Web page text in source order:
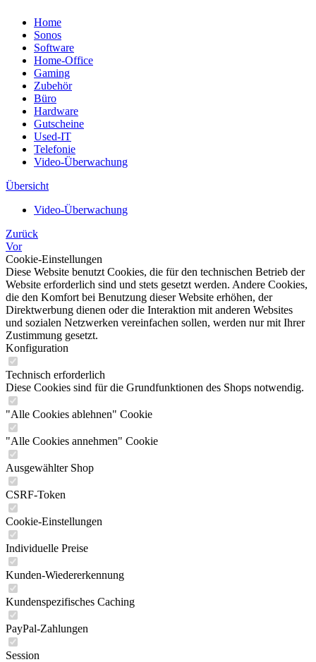
Home
Sonos
Software
Home-Office
Gaming
Zubehör
Büro
Hardware
Gutscheine
Used-IT
Telefonie
Video-Überwachung
Übersicht
Video-Überwachung
Zurück
Vor
Cookie-Einstellungen
Diese Website benutzt Cookies, die für den technischen Betrieb der
Website erforderlich sind und stets gesetzt werden. Andere Cookies,
die den Komfort bei Benutzung dieser Website erhöhen, der
Direktwerbung dienen oder die Interaktion mit anderen Websites
und sozialen Netzwerken vereinfachen sollen, werden nur mit Ihrer
Zustimmung gesetzt.
Konfiguration
Technisch erforderlich
Diese Cookies sind für die Grundfunktionen des Shops notwendig.
"Alle Cookies ablehnen" Cookie
"Alle Cookies annehmen" Cookie
Ausgewählter Shop
CSRF-Token
Cookie-Einstellungen
Individuelle Preise
Kunden-Wiedererkennung
Kundenspezifisches Caching
PayPal-Zahlungen
Session